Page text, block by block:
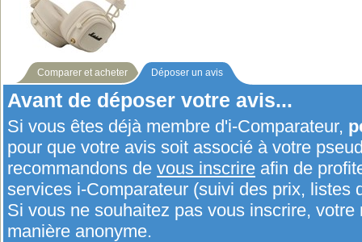
Comparer et acheter Déposer un avis
Avant de déposer votre avis...
Si vous êtes déjà membre d'i-Comparateur,
pour que votre avis soit associé à votre
recommandons de vous inscrire afin de
services i-Comparateur (suivi des prix, listes
Si vous ne souhaitez pas vous inscrire,
manière anonyme.